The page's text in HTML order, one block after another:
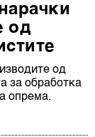
од
од
за обработка
опрема.